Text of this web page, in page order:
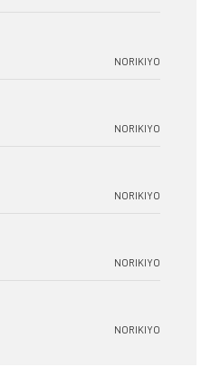
NORIKIYO
NORIKIYO
NORIKIYO
NORIKIYO
NORIKIYO